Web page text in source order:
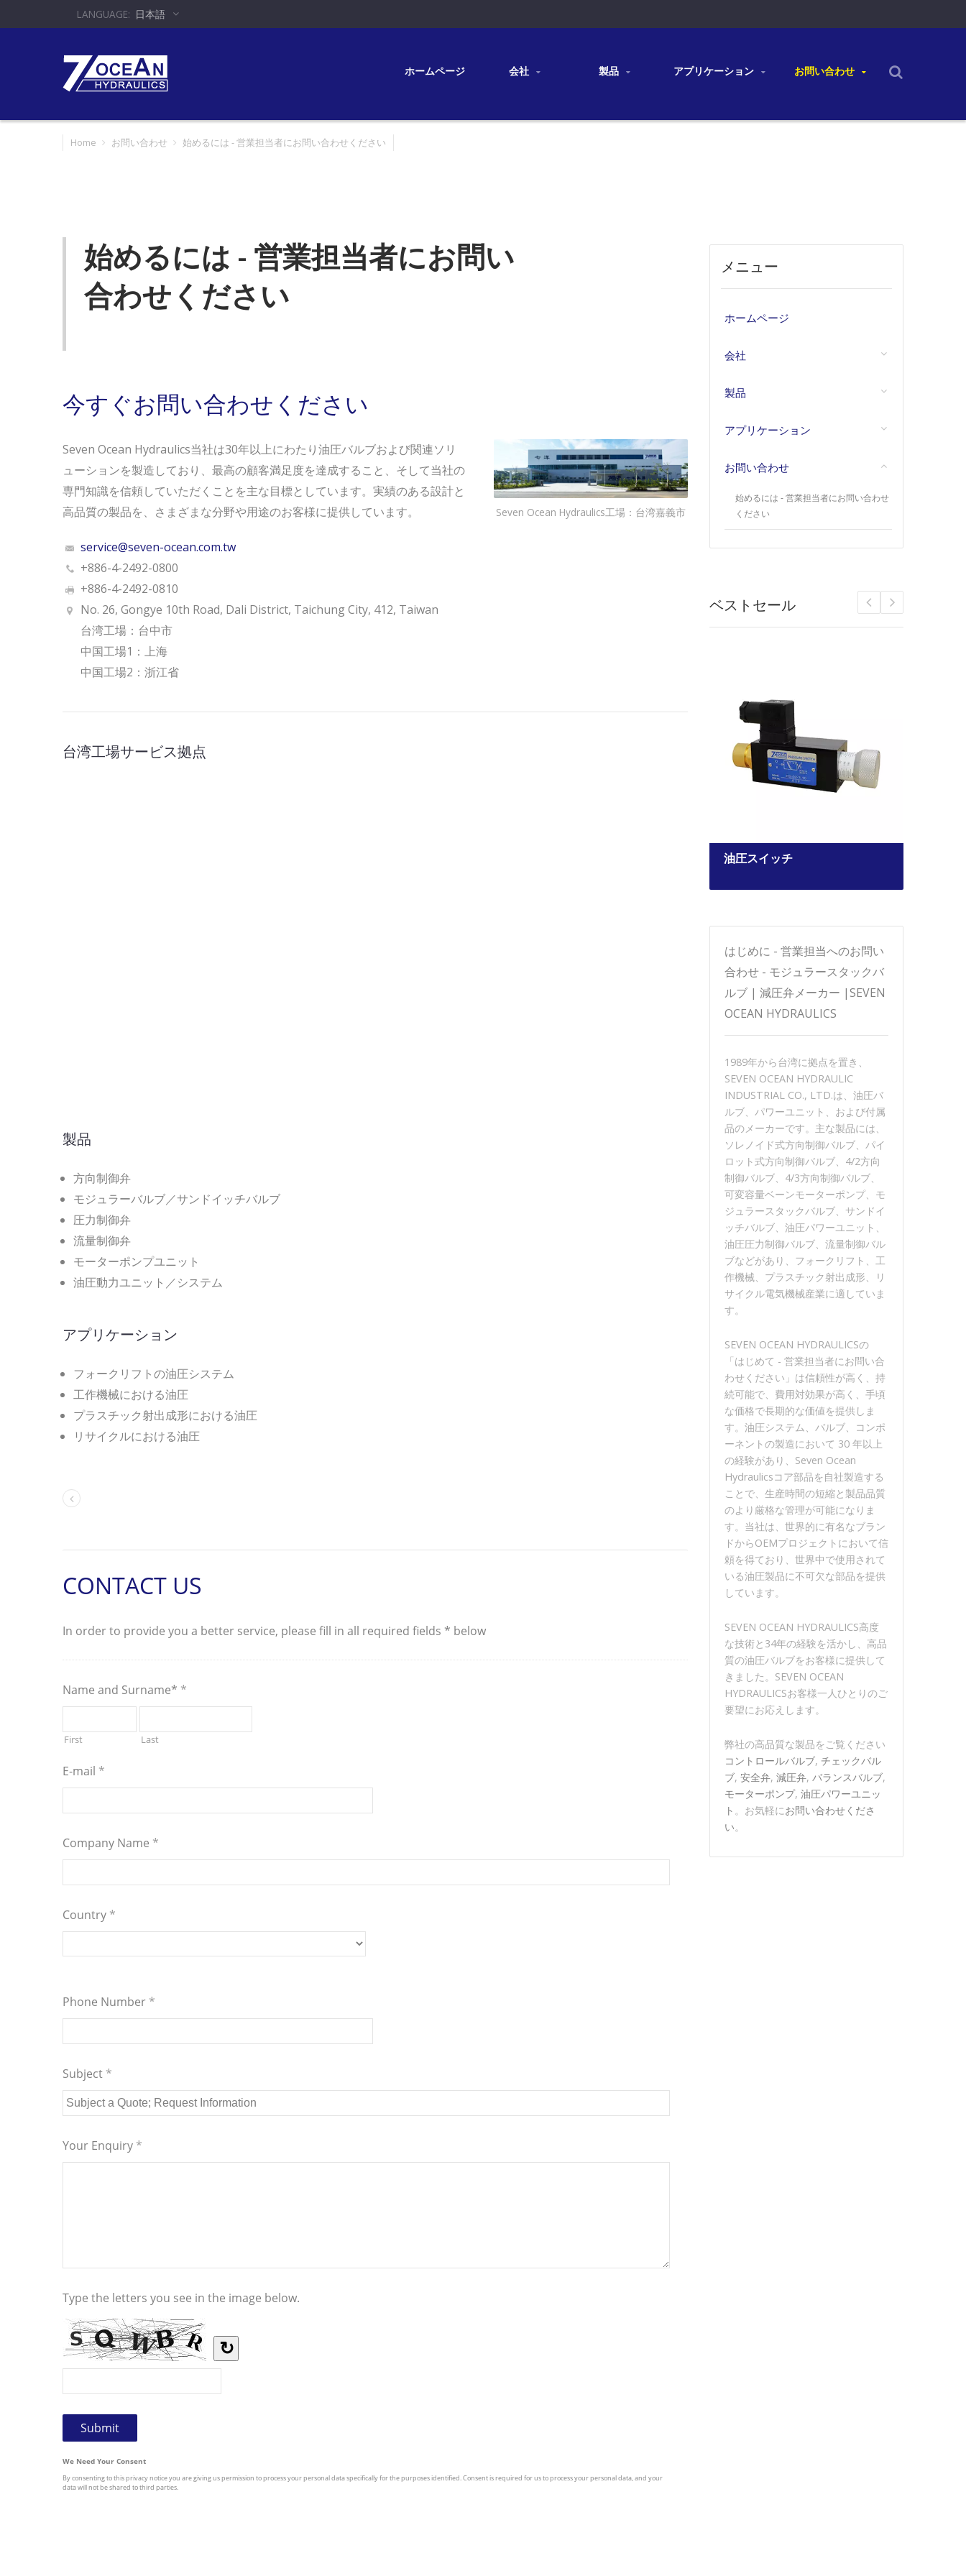
日本語
ホームページ 会社 製品 アプリケーション お問い合わせ
Home お問い合わせ 始めるには - 営業担当者にお問い合わせください
始めるには - 営業担当者にお問い
合わせください
今すぐお問い合わせください
Seven Ocean Hydraulics工場：台湾嘉義市
Seven Ocean Hydraulics当社は30年以上にわたり油圧バルブおよび関連ソリ
ューションを製造しており、最高の顧客満足度を達成すること、そして当社の
専門知識を信頼していただくことを主な目標としています。実績のある設計と
高品質の製品を、さまざまな分野や用途のお客様に提供しています。
service@seven-ocean.com.tw
+886-4-2492-0800
+886-4-2492-0810
No. 26, Gongye 10th Road, Dali District, Taichung City, 412, Taiwan
台湾工場：台中市
中国工場1：上海
中国工場2：浙江省
台湾工場サービス拠点
製品
方向制御弁
モジュラーバルブ／サンドイッチバルブ
圧力制御弁
流量制御弁
モーターポンプユニット
油圧動力ユニット／システム
アプリケーション
フォークリフトの油圧システム
工作機械における油圧
プラスチック射出成形における油圧
リサイクルにおける油圧
メニュー
ホームページ
会社
製品
アプリケーション
お問い合わせ
始めるには - 営業担当者にお問い合わせ
ください
ベストセール
油圧スイッチ
はじめに - 営業担当へのお問い
合わせ - モジュラースタックバ
ルブ | 減圧弁メーカー |SEVEN
OCEAN HYDRAULICS
1989年から台湾に拠点を置き、
SEVEN OCEAN HYDRAULIC
INDUSTRIAL CO., LTD.は、油圧バ
ルブ、パワーユニット、および付属
品のメーカーです。主な製品には、
ソレノイド式方向制御バルブ、パイ
ロット式方向制御バルブ、4/2方向
制御バルブ、4/3方向制御バルブ、
可変容量ベーンモーターポンプ、モ
ジュラースタックバルブ、サンドイ
ッチバルブ、油圧パワーユニット、
油圧圧力制御バルブ、流量制御バル
ブなどがあり、フォークリフト、工
作機械、プラスチック射出成形、リ
サイクル電気機械産業に適していま
す。
SEVEN OCEAN HYDRAULICSの
「はじめて - 営業担当者にお問い合
わせください」は信頼性が高く、持
続可能で、費用対効果が高く、手頃
な価格で長期的な価値を提供しま
す。油圧システム、バルブ、コンポ
ーネントの製造において 30 年以上
の経験があり、Seven Ocean
Hydraulicsコア部品を自社製造する
ことで、生産時間の短縮と製品品質
のより厳格な管理が可能になりま
す。当社は、世界的に有名なブラン
ドからOEMプロジェクトにおいて信
頼を得ており、世界中で使用されて
いる油圧製品に不可欠な部品を提供
しています。
SEVEN OCEAN HYDRAULICS高度
な技術と34年の経験を活かし、高品
質の油圧バルブをお客様に提供して
きました。SEVEN OCEAN
HYDRAULICSお客様一人ひとりのご
要望にお応えします。
弊社の高品質な製品をご覧ください
コントロールバルブ, チェックバル
ブ, 安全弁, 減圧弁, バランスバルブ,
モーターポンプ, 油圧パワーユニッ
ト 。お気軽にお問い合わせくださ
い。